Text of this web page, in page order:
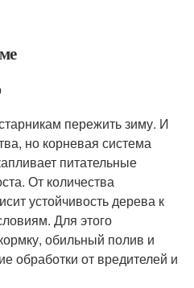
пережить зиму. И
но корневая система
питательные
От количества
устойчивость дерева к
Для этого
обильный полив и
обработки от вредителей и